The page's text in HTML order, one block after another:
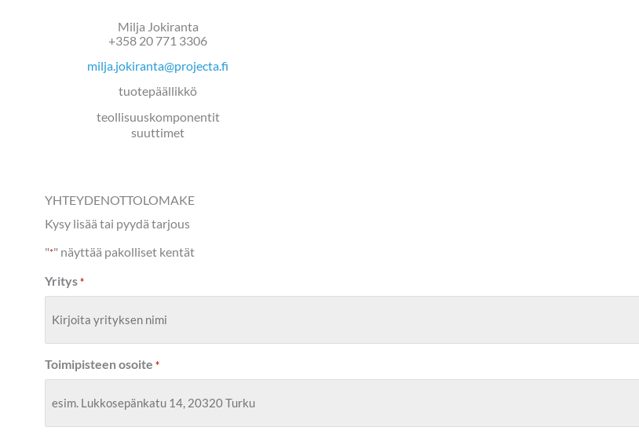
Milja Jokiranta
+358 20 771 3306
milja.jokiranta@projecta.fi
tuotepäällikkö
teollisuuskomponentit
suuttimet
YHTEYDENOTTOLOMAKE
Kysy lisää tai pyydä tarjous
"*" näyttää pakolliset kentät
Yritys *
Toimipisteen osoite *